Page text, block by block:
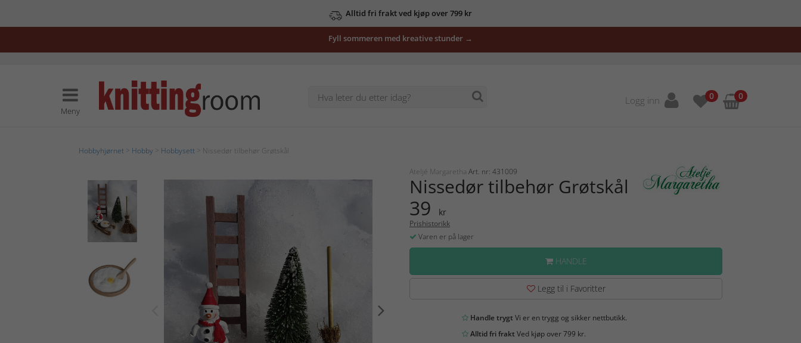
Alltid fri frakt ved kjøp over 799 kr
Fyll sommeren med kreative stunder →
Meny
Logg inn 0 0
Hobbyhjørnet Hobby Hobbysett > Nissedør tilbehør Grøtskål
Ateljé Margaretha Art. nr: 431009
Nissedør tilbehør Grøtskål
39 kr
Prishistorikk
Varen er på lager
HANDLE
Legg til i Favoritter
Handle trygtVi er en trygg og sikker nettbutikk.
Alltid fri fraktVed kjøp over 799 kr.